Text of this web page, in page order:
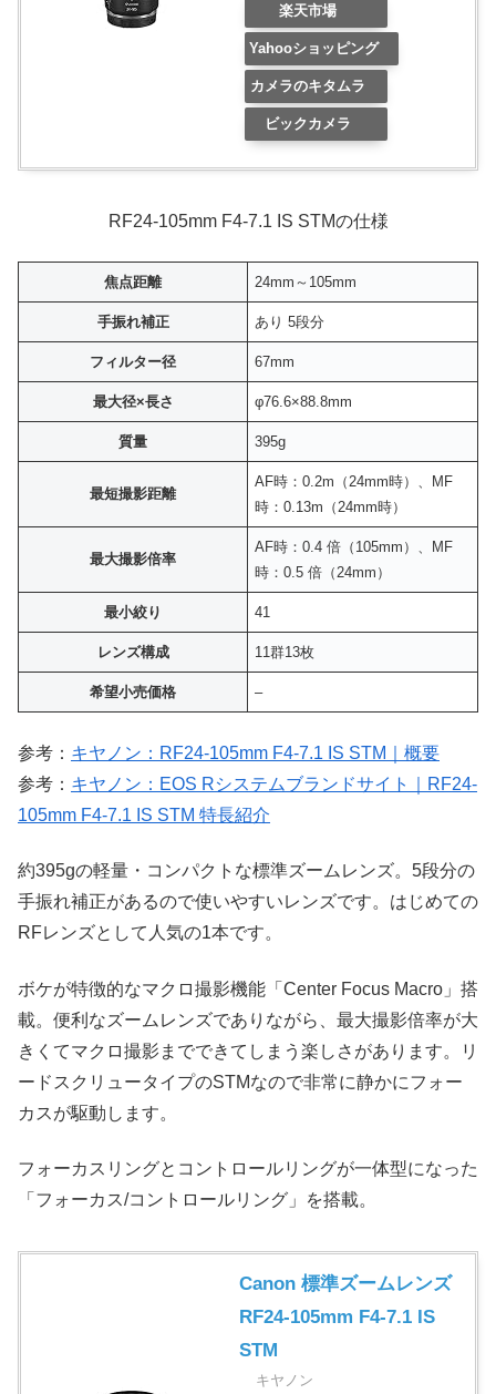
楽天市場
Yahooショッピング
カメラのキタムラ
ビックカメラ
RF24-105mm F4-7.1 IS STMの仕様
焦点距離 24mm～105mm
手振れ補正 あり 5段分
フィルター径 67mm
最大径×長さ φ76.6×88.8mm
質量 395g
最短撮影距離
AF時：0.2m（24mm時）、MF
時：0.13m（24mm時）
最大撮影倍率
AF時：0.4 倍（105mm）、MF
時：0.5 倍（24mm）
最小絞り 41
レンズ構成 11群13枚
希望小売価格 –
参考： キヤノン：RF24-105mm F4-7.1 IS STM｜概要
参考： キヤノン：EOS Rシステムブランドサイト｜RF24-
105mm F4-7.1 IS STM 特長紹介
約395gの軽量・コンパクトな標準ズームレンズ。5段分の
手振れ補正があるので使いやすいレンズです。はじめての
RFレンズとして人気の1本です。
ボケが特徴的なマクロ撮影機能「Center Focus Macro」搭
載。便利なズームレンズでありながら、最大撮影倍率が大
きくてマクロ撮影までできてしまう楽しさがあります。リ
ードスクリュータイプのSTMなので非常に静かにフォー
カスが駆動します。
フォーカスリングとコントロールリングが一体型になった
「フォーカス/コントロールリング」を搭載。
Canon 標準ズームレンズ
RF24-105mm F4-7.1 IS
STM
キヤノン